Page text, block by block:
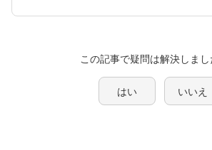
この記事で疑問は解決しまし
はい いいえ